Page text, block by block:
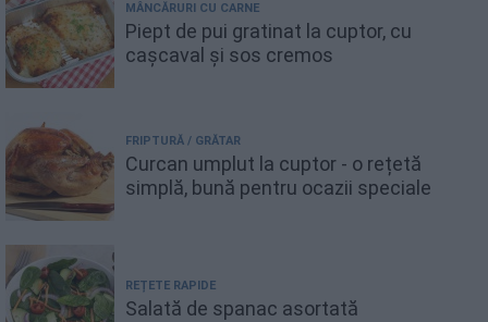
MÂNCĂRURI CU CARNE
Piept de pui gratinat la cuptor, cu
cașcaval și sos cremos
FRIPTURĂ / GRĂTAR
Curcan umplut la cuptor - o rețetă
simplă, bună pentru ocazii speciale
REȚETE RAPIDE
Salată de spanac asortată